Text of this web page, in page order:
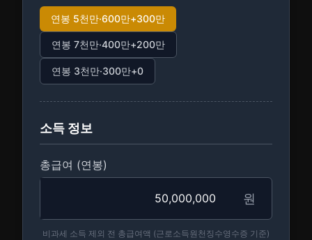
연봉 5천만·600만+300만
연봉 7천만·400만+200만
연봉 3천만·300만+0
소득 정보
총급여 (연봉)
원
비과세 소득 제외 전 총급여액 (근로소득원천징수영수증 기준)